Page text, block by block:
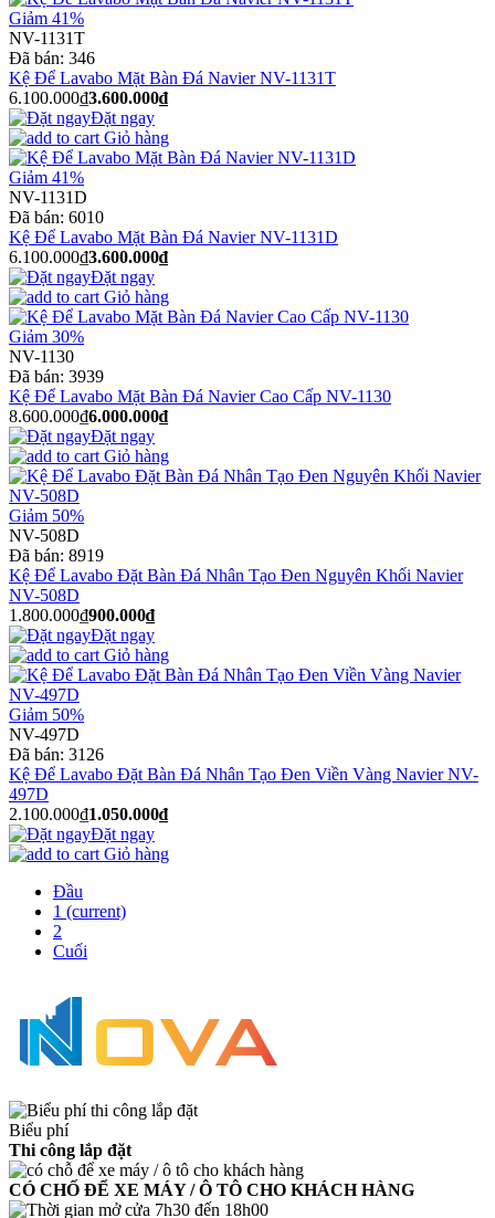
Giảm 41%
NV-1131T
Đã bán: 346
Kệ Để Lavabo Mặt Bàn Đá Navier NV-1131T
6.100.000₫3.600.000₫
Đặt ngay
Giỏ hàng
Giảm 41%
NV-1131D
Đã bán: 6010
Kệ Để Lavabo Mặt Bàn Đá Navier NV-1131D
6.100.000₫3.600.000₫
Đặt ngay
Giỏ hàng
Giảm 30%
NV-1130
Đã bán: 3939
Kệ Để Lavabo Mặt Bàn Đá Navier Cao Cấp NV-1130
8.600.000₫6.000.000₫
Đặt ngay
Giỏ hàng
Giảm 50%
NV-508D
Đã bán: 8919
Kệ Để Lavabo Đặt Bàn Đá Nhân Tạo Đen Nguyên Khối Navier
NV-508D
1.800.000₫900.000₫
Đặt ngay
Giỏ hàng
Giảm 50%
NV-497D
Đã bán: 3126
Kệ Để Lavabo Đặt Bàn Đá Nhân Tạo Đen Viền Vàng Navier NV-
497D
2.100.000₫1.050.000₫
Đặt ngay
Giỏ hàng
Đầu
1 (current)
2
Cuối
Biểu phí
Thi công lắp đặt
CÓ CHỐ ĐỂ XE MÁY / Ô TÔ CHO KHÁCH HÀNG